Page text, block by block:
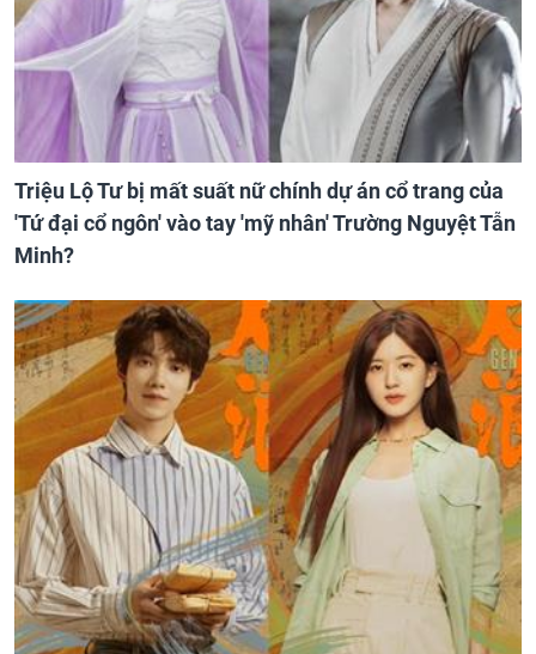
Triệu Lộ Tư bị mất suất nữ chính dự án cổ trang của
'Tứ đại cổ ngôn' vào tay 'mỹ nhân' Trường Nguyệt Tẫn
Minh?